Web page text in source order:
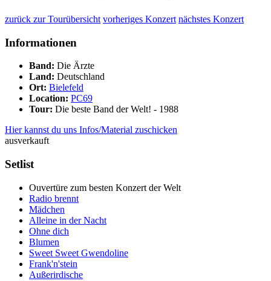
zurück zur Tourübersicht vorheriges Konzert nächstes Konzert
Informationen
Band: Die Ärzte
Land: Deutschland
Ort: Bielefeld
Location: PC69
Tour: Die beste Band der Welt! - 1988
Hier kannst du uns Infos/Material zuschicken
ausverkauft
Setlist
Ouvertüre zum besten Konzert der Welt
Radio brennt
Mädchen
Alleine in der Nacht
Ohne dich
Blumen
Sweet Sweet Gwendoline
Frank'n'stein
Außerirdische